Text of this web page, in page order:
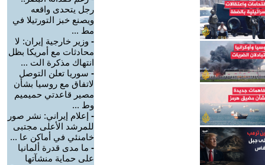
رجل يتحدى واقعه
ويصنع خبز التورتيلا في
مط ...
- وزير خارجية إيران: لا
محادثات مع أمريكا بظل
انتهاك مذكرة الت ...
- سوريا تعلن التوصل
لاتفاق مع روسيا بشأن
مصير قاعدتي حميميم
وط ...
- إعلام إيراني: نشر صور
للمرشد الأعلى مجتبى
خامنئي في أماكن عا ...
- ما مدى قدرة ألمانيا
على حماية منشآتها